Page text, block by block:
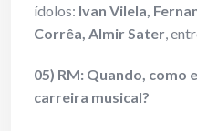
ídolos: Ivan Vilela,
Corrêa, Almir Sater ,
05) RM: Quando, como
carreira musical?